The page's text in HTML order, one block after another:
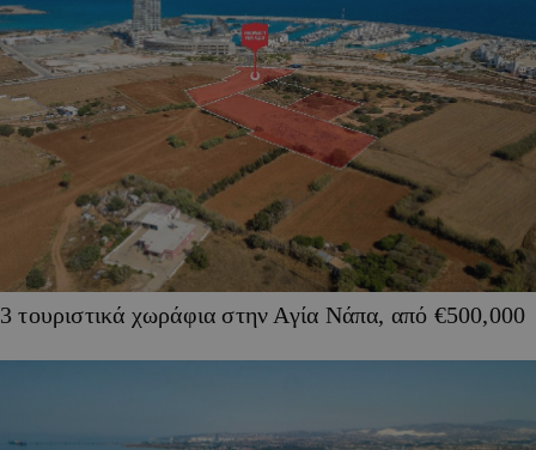
3 τουριστικά χωράφια στην Αγία Νάπα, από €500,000